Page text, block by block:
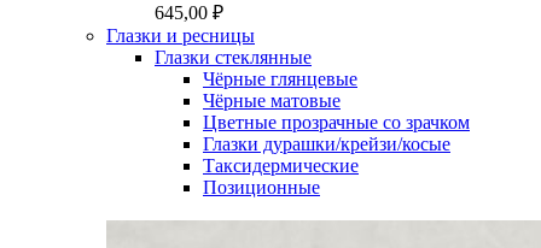
645,00 ₽
Глазки и ресницы
Глазки стеклянные
Чёрные глянцевые
Чёрные матовые
Цветные прозрачные со зрачком
Глазки дурашки/крейзи/косые
Таксидермические
Позиционные